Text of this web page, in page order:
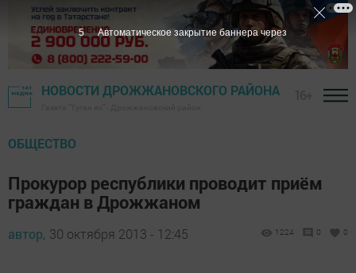
НОВОСТИ ДРОЖЖАНОВСКОГО РАЙОНА
ОБЩЕСТВО
Прокурор республики проводит приём
граждан в Дрожжаном
автор, 30 октября 2013 - 12:45 1224 0 0
4 Автоматическое закрытие баннера через